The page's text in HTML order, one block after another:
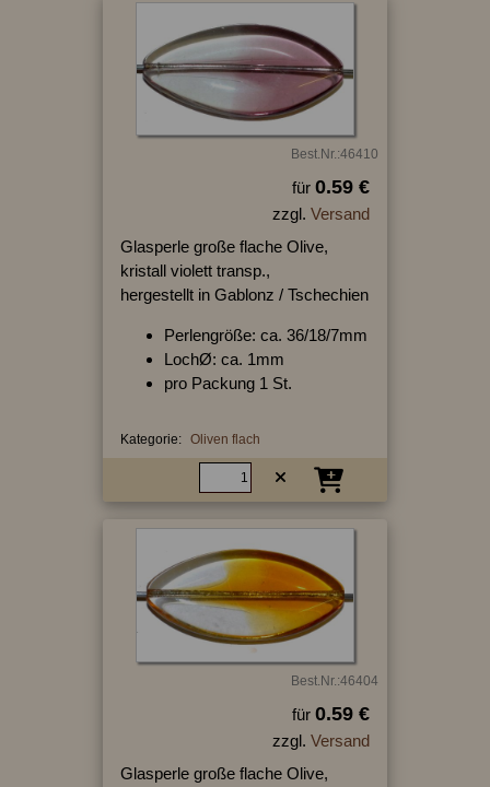
Best.Nr.:46410
für 0.59 €
zzgl. Versand
Glasperle große flache Olive,
kristall violett transp.,
hergestellt in Gablonz / Tschechien
Perlengröße: ca. 36/18/7mm
LochØ: ca. 1mm
pro Packung 1 St.
Kategorie: Oliven flach
Best.Nr.:46404
für 0.59 €
zzgl. Versand
Glasperle große flache Olive,